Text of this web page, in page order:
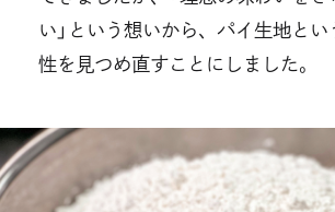
い」という想いから、パイ生地と
性を見つめ直すことにしました。